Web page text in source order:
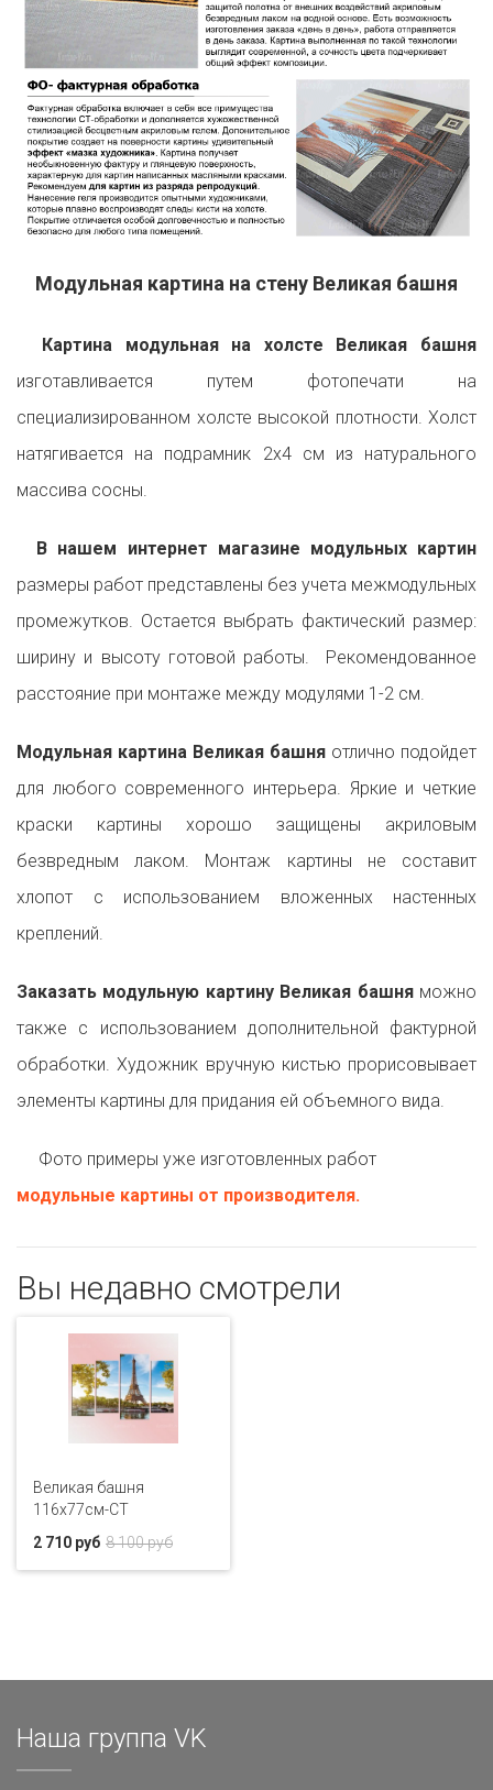
Модульная картина на стену Великая башня
Картина модульная на холсте Великая башня
изготавливается путем фотопечати на
специализированном холсте высокой плотности. Холст
натягивается на подрамник 2х4 см из натурального
массива сосны.
В нашем интернет магазине модульных картин
размеры работ представлены без учета межмодульных
промежутков. Остается выбрать фактический размер:
ширину и высоту готовой работы. Рекомендованное
расстояние при монтаже между модулями 1-2 см.
Модульная картина Великая башня отлично подойдет
для любого современного интерьера. Яркие и четкие
краски картины хорошо защищены акриловым
безвредным лаком. Монтаж картины не составит
хлопот с использованием вложенных настенных
креплений.
Заказать модульную картину Великая башняможно
также с использованием дополнительной фактурной
обработки. Художник вручную кистью прорисовывает
элементы картины для придания ей объемного вида.
Фото примеры уже изготовленных работ
модульные картины от производителя.
Вы недавно смотрели
Великая башня
116х77см-CT
8 100 руб
2 710 руб
Наша группа VK